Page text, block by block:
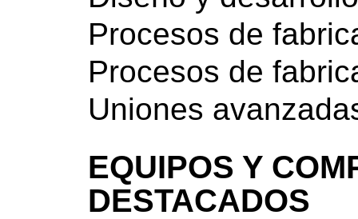
Procesos de
Procesos de
Uniones
EQUIPOS Y
DESTACADOS